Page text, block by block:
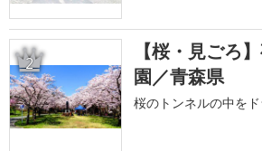
2
【桜・見ごろ
園／青森県
桜のトンネルの中をド